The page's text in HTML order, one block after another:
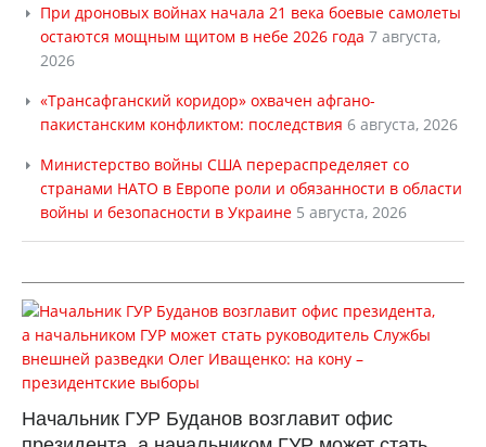
При дроновых войнах начала 21 века боевые самолеты
остаются мощным щитом в небе 2026 года 7 августа,
2026
«Трансафганский коридор» охвачен афгано-
пакистанским конфликтом: последствия 6 августа, 2026
Министерство войны США перераспределяет со
странами НАТО в Европе роли и обязанности в области
войны и безопасности в Украине 5 августа, 2026
Начальник ГУР Буданов возглавит офис